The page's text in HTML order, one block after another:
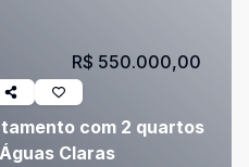
com 2 quartos
Claras
R$ 550.000,00